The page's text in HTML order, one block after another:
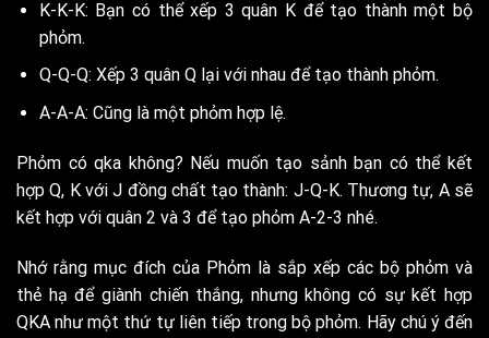
K-K-K: Bạn có thể xếp 3 quân K để tạo thành một bộ
phỏm.
Q-Q-Q: Xếp 3 quân Q lại với nhau để tạo thành phỏm.
A-A-A: Cũng là một phỏm hợp lệ.
Phỏm có qka không? Nếu muốn tạo sảnh bạn có thể kết
hợp Q, K với J đồng chất tạo thành: J-Q-K. Thương tự, A sẽ
kết hợp với quân 2 và 3 để tạo phỏm A-2-3 nhé.
Nhớ rằng mục đích của Phỏm là sắp xếp các bộ phỏm và
thẻ hạ để giành chiến thắng, nhưng không có sự kết hợp
QKA như một thứ tự liên tiếp trong bộ phỏm. Hãy chú ý đến